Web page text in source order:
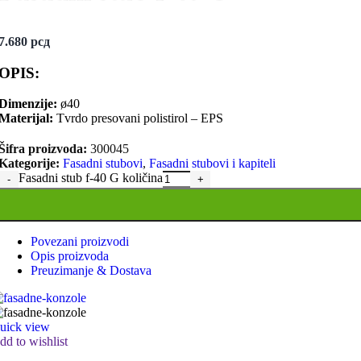
Jednostrane fasadne kocke
Duple fasadne kocke
Fasadni stubovi su ključni elementi arhitekture koji
strukturalnog tereta, ali takođe imaju i dekorativnu svrhu.
raznolikost i stilski izrazi doprinose bogatstvu
рсд
ø40
Tvrdo presovani polistirol – EPS
proizvoda: 300045
Fasadni stubovi, Fasadni stubovi i kapiteli
Fasadni stub f-40 G količina
Povezani proizvodi
Opis proizvoda
Preuzimanje & Dostava
view
to wishlist